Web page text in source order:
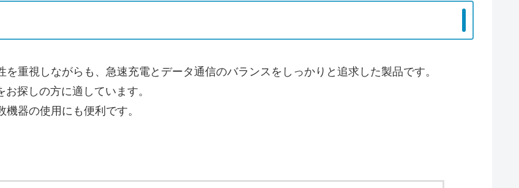
重視しながらも、急速充電とデータ通信のバランスをしっかりと追求した製品です。
探しの方に適しています。
器の使用にも便利です。